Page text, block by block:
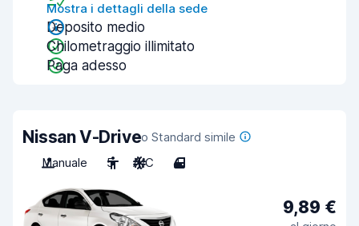
Mostra i dettagli della sede
Deposito medio
Chilometraggio illimitato
Paga adesso
Nissan V-Driveo Standard simile
Manuale
5 A/C 4
9,89 €